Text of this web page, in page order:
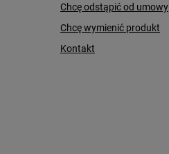
Chcę odstąpić od umowy
Chcę wymienić produkt
Kontakt